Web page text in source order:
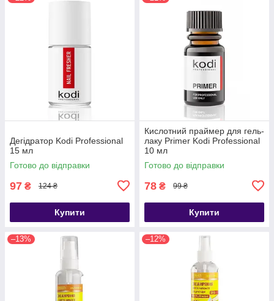
Дегідратор Kodi Professional
15 мл
Готово до відправки
97 ₴ 124 ₴
Купити
Кислотний праймер для гель-
лаку Primer Kodi Professional
10 мл
Готово до відправки
78 ₴ 99 ₴
Купити
–13% –12%